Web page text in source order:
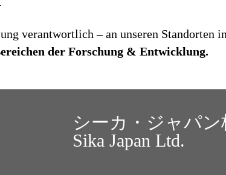
verantwortlich – an unseren Standorten in
der Forschung & Entwicklung.
シーカ・ジャパン
Sika Japan Ltd.